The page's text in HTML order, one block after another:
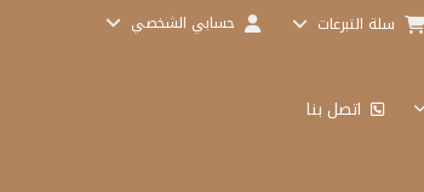
سلة التبرعات حسابي الشخصي
اتصل بنا